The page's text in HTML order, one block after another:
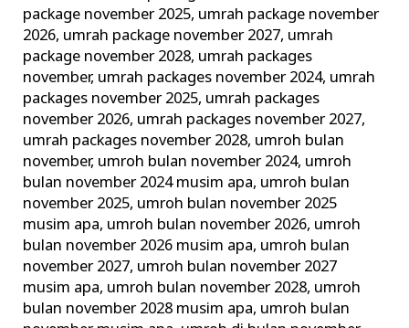
package november 2025, umrah package november
2026, umrah package november 2027, umrah
package november 2028, umrah packages
november, umrah packages november 2024, umrah
packages november 2025, umrah packages
november 2026, umrah packages november 2027,
umrah packages november 2028, umroh bulan
november, umroh bulan november 2024, umroh
bulan november 2024 musim apa, umroh bulan
november 2025, umroh bulan november 2025
musim apa, umroh bulan november 2026, umroh
bulan november 2026 musim apa, umroh bulan
november 2027, umroh bulan november 2027
musim apa, umroh bulan november 2028, umroh
bulan november 2028 musim apa, umroh bulan